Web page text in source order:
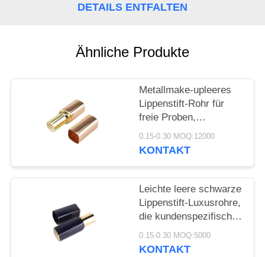
ANFORDERN
SITEMAP
POLICY
DETAILS ENTFALTEN
Ähnliche Produkte
Metallmake-upleeres
Lippenstift-Rohr für
freie Proben,
Lippenstift-Behälter
nach Maß
0.15-0.30 MOQ:12000
KONTAKT
Leichte leere schwarze
Lippenstift-Luxusrohre,
die kundenspezifische
Farbe und Größe
verpacken
0.15-0.30 MOQ:5000
KONTAKT